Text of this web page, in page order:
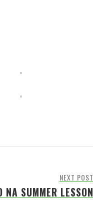
NEXT POST
NA SUMMER LESSON